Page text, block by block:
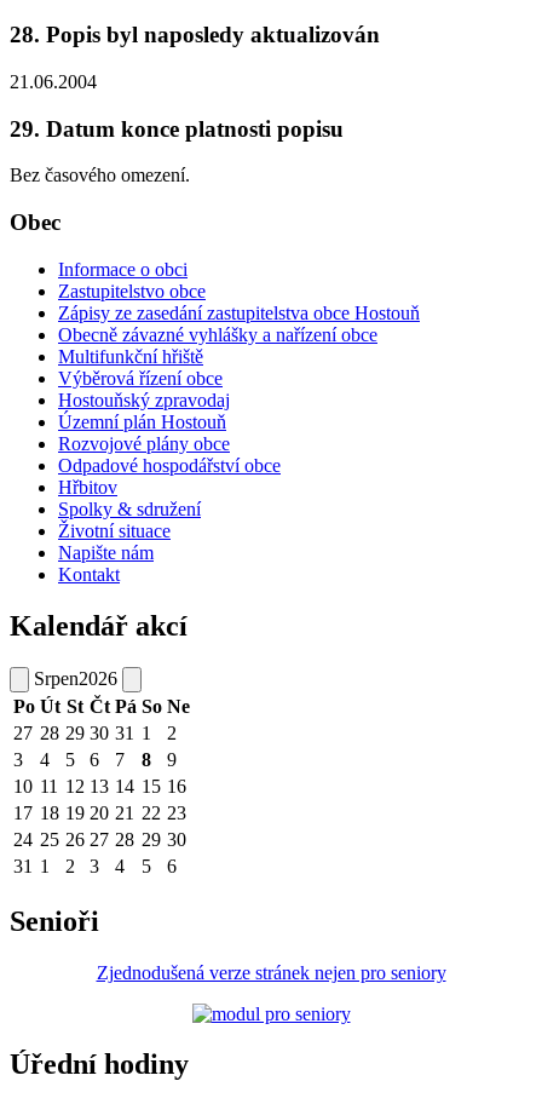
28. Popis byl naposledy aktualizován
21.06.2004
29. Datum konce platnosti popisu
Bez časového omezení.
Obec
Informace o obci
Zastupitelstvo obce
Zápisy ze zasedání zastupitelstva obce Hostouň
Obecně závazné vyhlášky a nařízení obce
Multifunkční hřiště
Výběrová řízení obce
Hostouňský zpravodaj
Územní plán Hostouň
Rozvojové plány obce
Odpadové hospodářství obce
Hřbitov
Spolky & sdružení
Životní situace
Napište nám
Kontakt
Kalendář akcí
Srpen2026
Po Út St Čt Pá So Ne
27 28 29 30 31 1
2
3
4 5 6 7 8
9
10 11 12 13 14 15 16
17 18 19 20 21 22 23
24 25 26 27 28 29 30
31 1 2 3 4 5 6
Senioři
Zjednodušená verze stránek nejen pro seniory
Úřední hodiny